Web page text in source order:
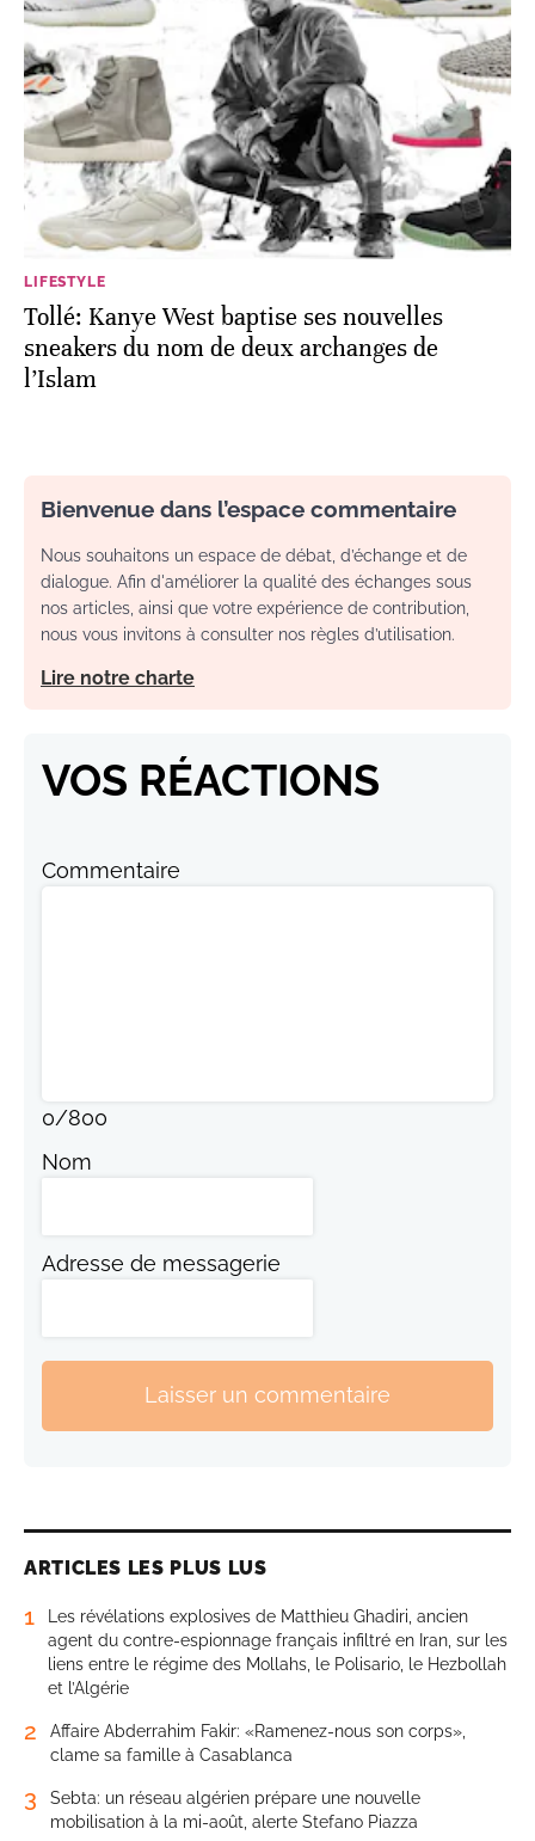
LIFESTYLE
Tollé: Kanye West baptise ses nouvelles
sneakers du nom de deux archanges de
l’Islam
Bienvenue dans l’espace commentaire
Nous souhaitons un espace de débat, d’échange et de
dialogue. Afin d'améliorer la qualité des échanges sous
nos articles, ainsi que votre expérience de contribution,
nous vous invitons à consulter nos règles d’utilisation.
Lire notre charte
VOS RÉACTIONS
Commentaire
0/800
Nom
Adresse de messagerie
Laisser un commentaire
ARTICLES LES PLUS LUS
1
Les révélations explosives de Matthieu Ghadiri, ancien
agent du contre-espionnage français infiltré en Iran, sur les
liens entre le régime des Mollahs, le Polisario, le Hezbollah
et l’Algérie
2
Affaire Abderrahim Fakir: «Ramenez-nous son corps»,
clame sa famille à Casablanca
3
Sebta: un réseau algérien prépare une nouvelle
mobilisation à la mi-août, alerte Stefano Piazza